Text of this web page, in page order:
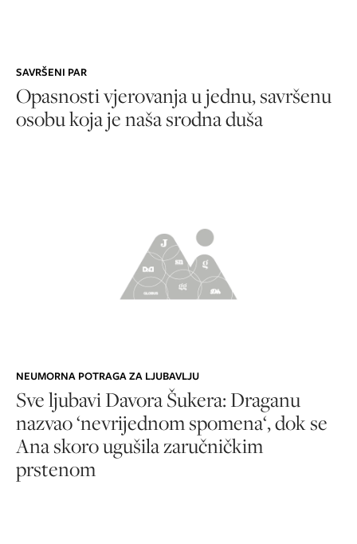
SAVRŠENI PAR
Opasnosti vjerovanja u jednu, savršenu
osobu koja je naša srodna duša
NEUMORNA POTRAGA ZA LJUBAVLJU
Sve ljubavi Davora Šukera: Draganu
nazvao ‘nevrijednom spomena‘, dok se
Ana skoro ugušila zaručničkim
prstenom